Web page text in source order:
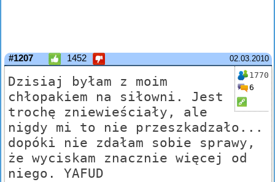
02.03.2010
#1207 1452
1770
6
Dzisiaj byłam z moim
chłopakiem na siłowni. Jest
trochę zniewieściały, ale
nigdy mi to nie przeszkadzało...
dopóki nie zdałam sobie sprawy,
że wyciskam znacznie więcej od
niego. YAFUD